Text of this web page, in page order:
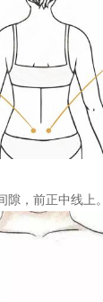
隙，前正中线上。